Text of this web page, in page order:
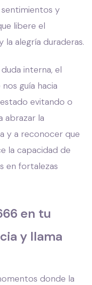
y
libere el
alegría duraderas.
interna, el
guía hacia
evitando o
abrazar la
y a reconocer que
la capacidad de
en fortalezas
en tu
y llama
donde la